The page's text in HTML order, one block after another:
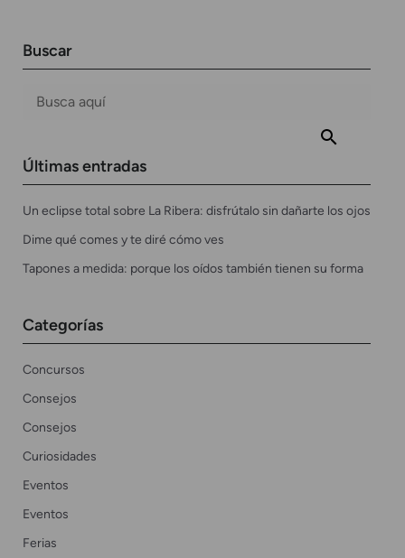
Buscar
Últimas entradas
Un eclipse total sobre La Ribera: disfrútalo sin dañarte los ojos
Dime qué comes y te diré cómo ves
Tapones a medida: porque los oídos también tienen su forma
Categorías
Concursos
Consejos
Consejos
Curiosidades
Eventos
Eventos
Ferias